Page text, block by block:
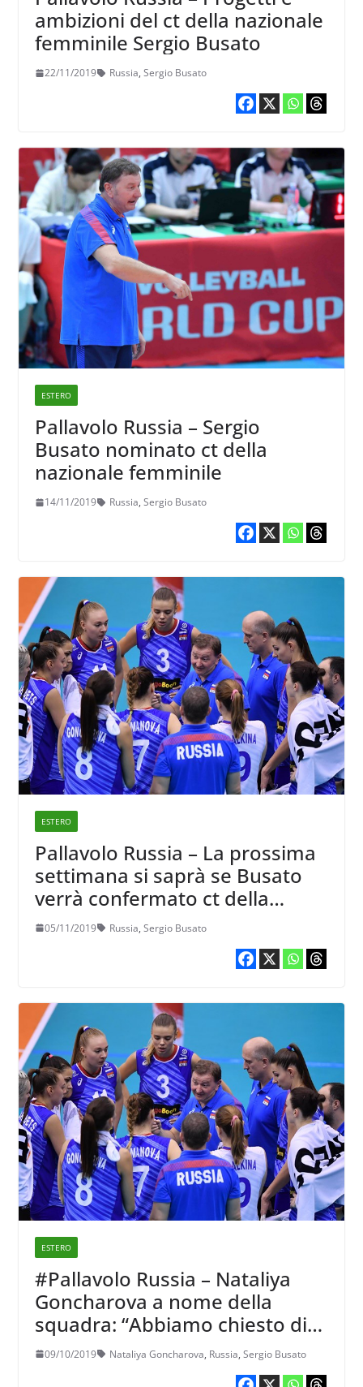
ambizioni del ct della nazionale
femminile Sergio Busato
22/11/2019 Russia, Sergio Busato
ESTERO
Pallavolo Russia – Sergio
Busato nominato ct della
nazionale femminile
14/11/2019 Russia, Sergio Busato
ESTERO
Pallavolo Russia – La prossima
settimana si saprà se Busato
verrà confermato ct della
nazionale femminile
05/11/2019 Russia, Sergio Busato
ESTERO
#Pallavolo Russia – Nataliya
Goncharova a nome della
squadra: “Abbiamo chiesto di
confermare Busato e andare
con lui a Tokyo2020”
09/10/2019 Nataliya Goncharova, Russia, Sergio Busato